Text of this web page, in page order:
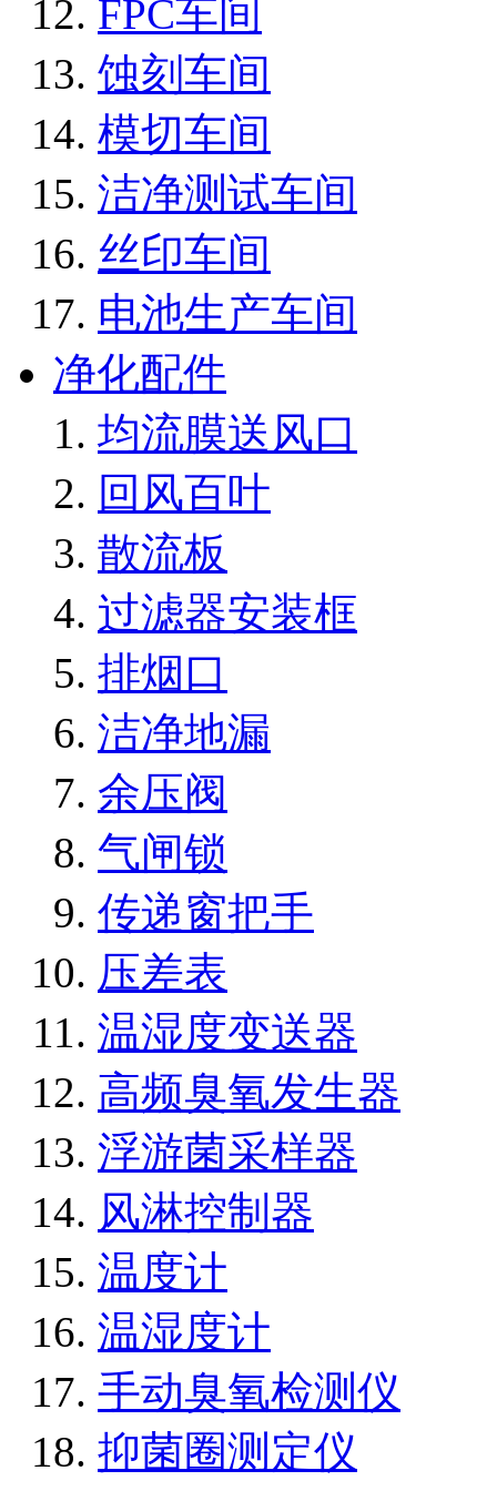
FPC车间
蚀刻车间
模切车间
洁净测试车间
丝印车间
电池生产车间
净化配件
均流膜送风口
回风百叶
散流板
过滤器安装框
排烟口
洁净地漏
余压阀
气闸锁
传递窗把手
压差表
温湿度变送器
高频臭氧发生器
浮游菌采样器
风淋控制器
温度计
温湿度计
手动臭氧检测仪
抑菌圈测定仪